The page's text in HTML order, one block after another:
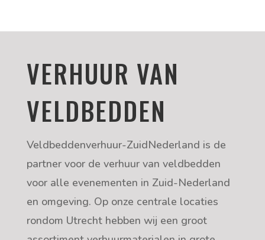
VERHUUR VAN
VELDBEDDEN
Veldbeddenverhuur-ZuidNederland is de
partner voor de verhuur van veldbedden
voor alle evenementen in Zuid-Nederland
en omgeving. Op onze centrale locaties
rondom Utrecht hebben wij een groot